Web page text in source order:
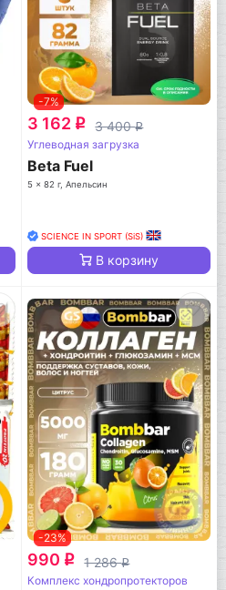
-7%
3 162 q 3 400q
Углеводная загрузка
Beta Fuel
5 x 82 г, Апельсин
SCIENCE IN SPORT (SiS)
В корзину
-23%
990 q 1 286q
Комплекс хондропротекторов